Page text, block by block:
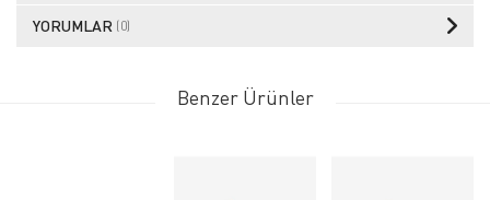
YORUMLAR (0)
Benzer Ürünler